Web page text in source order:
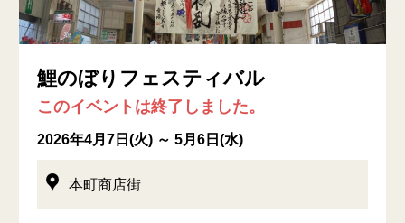
鯉のぼりフェスティバル
このイベントは終了しました。
2026年4月7日(火) ～ 5月6日(水)
本町商店街